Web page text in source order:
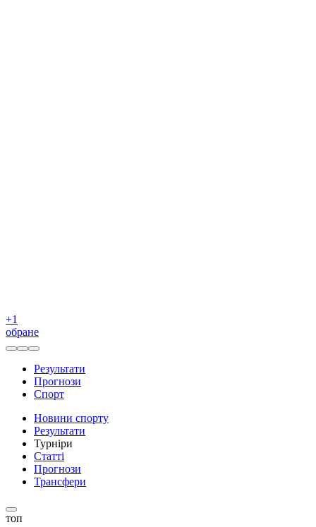
+1
обране
Результати
Прогнози
Спорт
Новини спорту
Результати
Турніри
Статті
Прогнози
Трансфери
топ